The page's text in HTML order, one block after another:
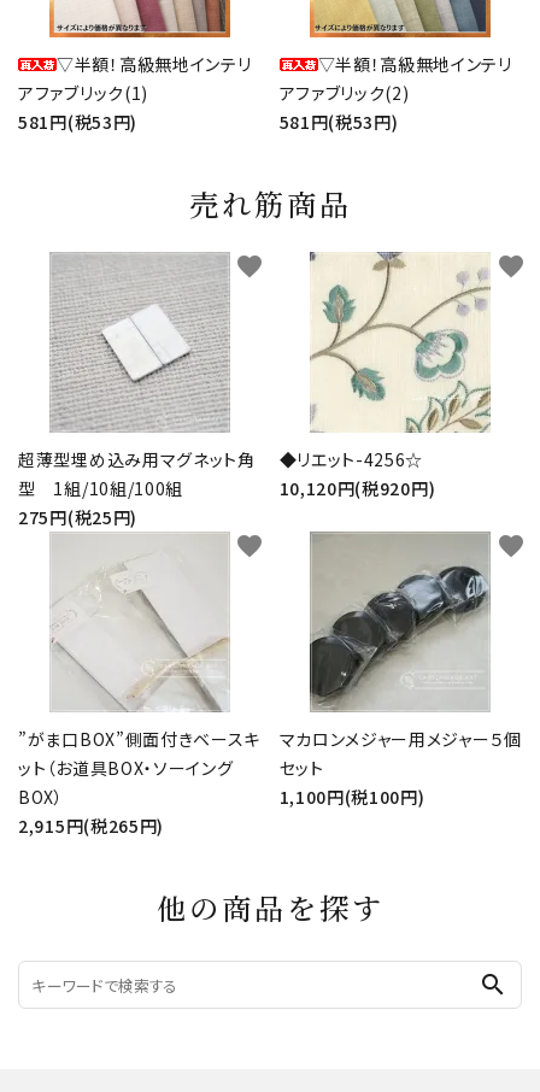
▽半額！高級無地インテリ
アファブリック(1)
581円(税53円)
▽半額！高級無地インテリ
アファブリック(2)
581円(税53円)
売れ筋商品
超薄型埋め込み用マグネット角
型 1組/10組/100組
275円(税25円)
favorite
◆リエット-4256☆
10,120円(税920円)
favorite
”がま口BOX”側面付きベースキ
ット（お道具BOX・ソーイング
BOX）
2,915円(税265円)
favorite
マカロンメジャー用メジャー５個
セット
1,100円(税100円)
favorite
他の商品を探す
search